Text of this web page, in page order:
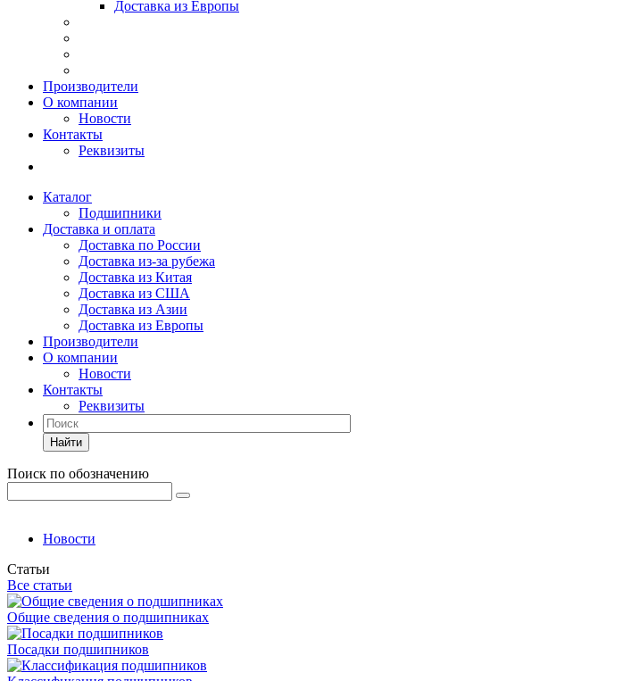
Доставка из Европы
Производители
О компании
Новости
Контакты
Реквизиты
Каталог
Подшипники
Доставка и оплата
Доставка по России
Доставка из-за рубежа
Доставка из Китая
Доставка из США
Доставка из Азии
Доставка из Европы
Производители
О компании
Новости
Контакты
Реквизиты
Найти
Поиск по обозначению
Новости
Статьи
Все статьи
Общие сведения о подшипниках
Посадки подшипников